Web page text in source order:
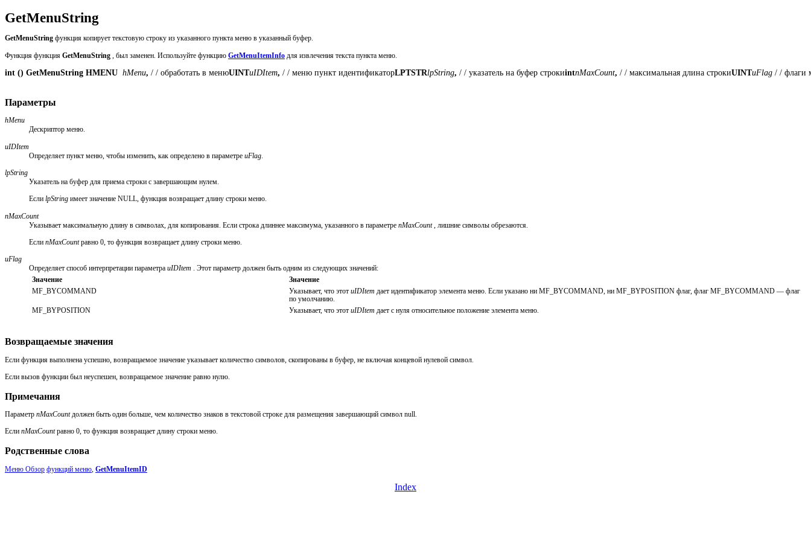
GetMenuString
GetMenuString функция копирует текстовую строку из указанного пункта меню в указанный буфер.
Функция функция GetMenuString , был заменен. Используйте функцию GetMenuItemInfo для извлечения текста пункта меню.
int () GetMenuString HMENU hMenu, / / обработать в менюUINTuIDItem, / / меню пункт идентификаторLPTSTRlpString, / / указатель на буфер строкиintnMaxCount, / / максимальная длина строкиUINTuFlag / / флаги
Параметры
hMenu
Дескриптор меню.
uIDItem
Определяет пункт меню, чтобы изменить, как определено в параметре uFlag
lpString
Указатель на буфер для приема строки с завершающим нулем.
Если lpString имеет значение NULL, функция возвращает длину строки меню.
nMaxCount
Указывает максимальную длину в символах, для копирования. Если строка длиннее максимума, указанного в параметре nMaxCount , лишние символы обрезаются.
Если nMaxCountравно 0, то функция возвращает длину строки меню.
uFlag
Определяет способ интерпретации параметра uIDItem . Этот параметр должен быть одним из следующих значений:
Значение
Значение
MF_BYCOMMAND
Указывает, что этот uIDItem дает идентификатор элемента меню. Если указано ни MF_BYCOMMAND, ни MF_BYPOSITION флаг, флаг MF_BYCOMMAND — флаг
по умолчанию.
MF_BYPOSITION
Указывает, что этот uIDItem дает с нуля относительное положение элемента меню.
Возвращаемые значения
Если функция выполнена успешно, возвращаемое значение указывает количество символов, скопированы в буфер, не включая концевой нулевой символ.
Если вызов функции был неуспешен, возвращаемое значение равно нулю.
Примечания
Параметр nMaxCountдолжен быть один больше, чем количество знаков в текстовой строке для размещения завершающий символ null.
Если nMaxCountравно 0, то функция возвращает длину строки меню.
Родственные слова
Меню Обзор функций меню, GetMenuItemID
Index